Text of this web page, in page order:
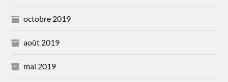
octobre 2019
août 2019
mai 2019